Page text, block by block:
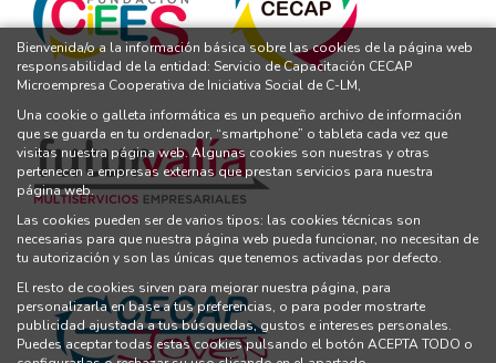
Bienvenida/o a la información básica sobre las cookies de la página web
responsabilidad de la entidad: Servicio de Capacitación CECAP
Microempresa Cooperativa de Iniciativa Social de C-LM,
Una cookie o galleta informática es un pequeño archivo de información
que se guarda en tu ordenador, “smartphone” o tableta cada vez que
visitas nuestra página web. Algunas cookies son nuestras y otras
pertenecen a empresas externas que prestan servicios para nuestra
página web.
Las cookies pueden ser de varios tipos: las cookies técnicas son
necesarias para que nuestra página web pueda funcionar, no necesitan de
tu autorización y son las únicas que tenemos activadas por defecto.
El resto de cookies sirven para mejorar nuestra página, para
personalizarla en base a tus preferencias, o para poder mostrarte
publicidad ajustada a tus búsquedas, gustos e intereses personales.
Puedes aceptar todas estas cookies pulsando el botón ACEPTA TODO o